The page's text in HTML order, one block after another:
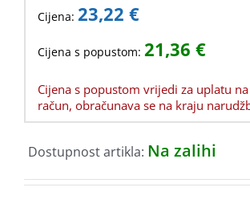
PRINTERI
POTROŠNI
POTROŠAČKA ELEKTRONIKA
Cijena: 23,22 €
Cijena s popustom: 21,36 €
Cijena s popustom vrijedi za uplatu na
račun, obračunava se na kraju
Dostupnost artikla: Na zalihi